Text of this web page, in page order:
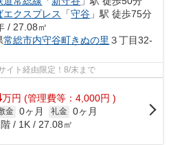
エクスプレス
「守谷 」駅 徒歩75分
/ 27.08㎡
常総市内守谷町きぬの里 ３丁目32-
ト経由限定！8/末まで
万円 (管理費等：4,000円 )
金 0ヶ月 礼金 0ヶ月
/ 1K / 27.08㎡